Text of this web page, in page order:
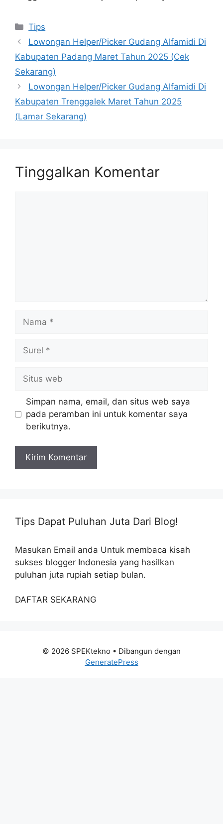
Kategori
Tips
Lowongan Helper/Picker Gudang Alfamidi Di
Kabupaten Padang Maret Tahun 2025 (Cek
Sekarang)
Lowongan Helper/Picker Gudang Alfamidi Di
Kabupaten Trenggalek Maret Tahun 2025
(Lamar Sekarang)
Tinggalkan Komentar
Nama
Surel
Situs
web
Simpan nama, email, dan situs web saya
pada peramban ini untuk komentar saya
berikutnya.
Tips Dapat Puluhan Juta Dari Blog!
Masukan Email anda Untuk membaca kisah
sukses blogger Indonesia yang hasilkan
puluhan juta rupiah setiap bulan.
DAFTAR SEKARANG
© 2026 SPEKtekno • Dibangun dengan
GeneratePress